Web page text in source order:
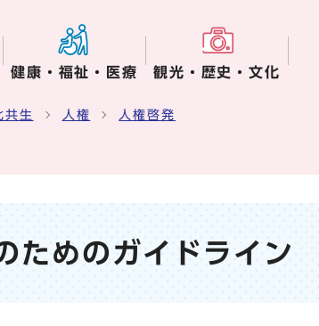
健康・福祉・医療 観光・歴史・文化
共生 人権 人権啓発
ためのガイドライン